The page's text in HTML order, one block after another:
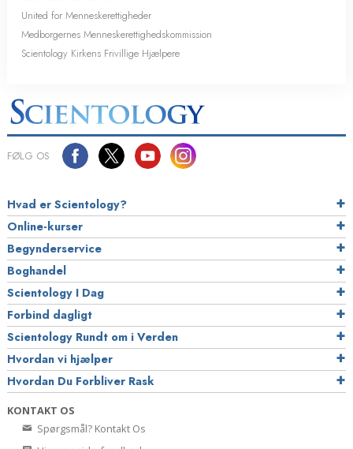
United for Menneskerettigheder
Medborgernes Menneske­rettigheds­kommission
Scientology Kirkens Frivillige Hjælpere
FØLG OS
Hvad er Scientology?
Online-kurser
Begynderservice
Boghandel
Scientology I Dag
Forbind dagligt
Scientology Rundt om i Verden
Hvordan vi hjælper
Hvordan Du Forbliver Rask
KONTAKT OS
Spørgsmål? Kontakt Os